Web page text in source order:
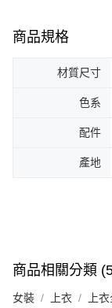
商品規格
材質尺寸
色系
配件
產地
商品相關分類
女裝 上衣 上